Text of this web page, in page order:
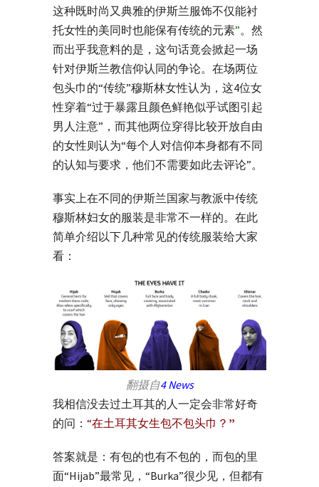
这种既时尚又典雅的伊斯兰服饰不仅能衬
托女性的美同时也能保有传统的元素”。然
而出乎我意料的是，这句话竟会掀起一场
针对伊斯兰教信仰认同的争论。在场两位
包头巾的“传统”穆斯林女性认为，这4位女
性穿着“过于暴露且颜色鲜艳似乎试图引起
男人注意”，而其他两位穿得比较开放自由
的女性则认为“每个人对信仰本身都有不同
的认知与要求，他们不需要如此去评论”。
事实上在不同的伊斯兰国家与教派中传统
穆斯林妇女的服装是非常不一样的。在此
简单介绍以下几种常见的传统服装给大家
看：
翻摄自4 News
我相信没去过土耳其的人一定会非常好奇
的问： “在土耳其女生包不包头巾？ ”
答案就是：有包的也有不包的，而包的里
面“Hijab”最常见，“Burka”很少见，但都有